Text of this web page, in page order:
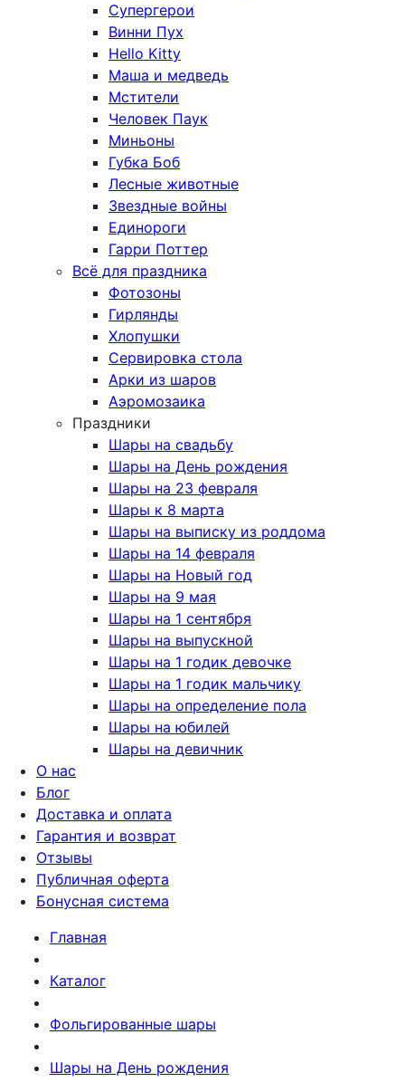
Супергерои
Винни Пух
Hello Kitty
Маша и медведь
Мстители
Человек Паук
Миньоны
Губка Боб
Лесные животные
Звездные войны
Единороги
Гарри Поттер
Всё для праздника
Фотозоны
Гирлянды
Хлопушки
Сервировка стола
Арки из шаров
Аэромозаика
Праздники
Шары на свадьбу
Шары на День рождения
Шары на 23 февраля
Шары к 8 марта
Шары на выписку из роддома
Шары на 14 февраля
Шары на Новый год
Шары на 9 мая
Шары на 1 сентября
Шары на выпускной
Шары на 1 годик девочке
Шары на 1 годик мальчику
Шары на определение пола
Шары на юбилей
Шары на девичник
О нас
Блог
Доставка и оплата
Гарантия и возврат
Отзывы
Публичная оферта
Бонусная система
Главная
Каталог
Фольгированные шары
Шары на День рождения